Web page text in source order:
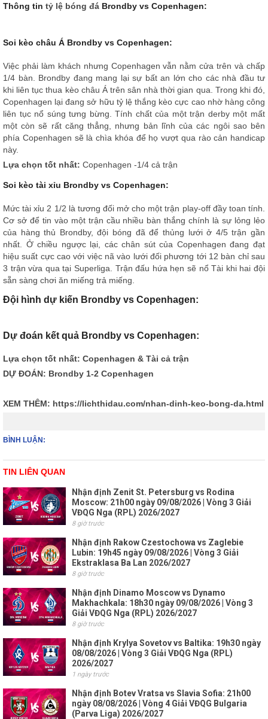
Thông tin tỷ lệ bóng đá Brondby vs Copenhagen:
Soi kèo châu Á Brondby vs Copenhagen:
Việc phải làm khách nhưng Copenhagen vẫn nằm cửa trên và chấp
1/4 bàn. Brondby đang mang lại sự bất an lớn cho các nhà đầu tư
khi liên tục thua kèo châu Á trên sân nhà thời gian qua. Trong khi đó,
Copenhagen lại đang sở hữu tỷ lệ thắng kèo cực cao nhờ hàng công
liên tục nổ súng tưng bừng. Tính chất của một trận derby một mất
một còn sẽ rất căng thẳng, nhưng bản lĩnh của các ngôi sao bên
phía Copenhagen sẽ là chìa khóa để họ vượt qua rào cản handicap
này.
Lựa chọn tốt nhất: Copenhagen -1/4 cả trận
Soi kèo tài xỉu Brondby vs Copenhagen:
Mức tài xỉu 2 1/2 là tương đối mở cho một trận play-off đầy toan tính.
Cơ sở để tin vào một trận cầu nhiều bàn thắng chính là sự lỏng lẻo
của hàng thủ Brondby, đội bóng đã để thủng lưới ở 4/5 trận gần
nhất. Ở chiều ngược lại, các chân sút của Copenhagen đang đạt
hiệu suất cực cao với việc nã vào lưới đối phương tới 12 bàn chỉ sau
3 trận vừa qua tại Superliga. Trận đấu hứa hẹn sẽ nổ Tài khi hai đội
sẵn sàng chơi ăn miếng trả miếng.
Đội hình dự kiến Brondby vs Copenhagen:
Dự đoán kết quả Brondby vs Copenhagen:
Lựa chọn tốt nhất: Copenhagen & Tài cả trận
DỰ ĐOÁN: Brondby 1-2 Copenhagen
XEM THÊM: https://lichthidau.com/nhan-dinh-keo-bong-da.html
BÌNH LUẬN:
TIN LIÊN QUAN
Nhận định Zenit St. Petersburg vs Rodina
Moscow: 21h00 ngày 09/08/2026 | Vòng 3 Giải
VĐQG Nga (RPL) 2026/2027
8 giờ trước
Nhận định Rakow Czestochowa vs Zaglebie
Lubin: 19h45 ngày 09/08/2026 | Vòng 3 Giải
Ekstraklasa Ba Lan 2026/2027
8 giờ trước
Nhận định Dinamo Moscow vs Dynamo
Makhachkala: 18h30 ngày 09/08/2026 | Vòng 3
Giải VĐQG Nga (RPL) 2026/2027
8 giờ trước
Nhận định Krylya Sovetov vs Baltika: 19h30 ngày
08/08/2026 | Vòng 3 Giải VĐQG Nga (RPL)
2026/2027
1 ngày trước
Nhận định Botev Vratsa vs Slavia Sofia: 21h00
ngày 08/08/2026 | Vòng 4 Giải VĐQG Bulgaria
(Parva Liga) 2026/2027